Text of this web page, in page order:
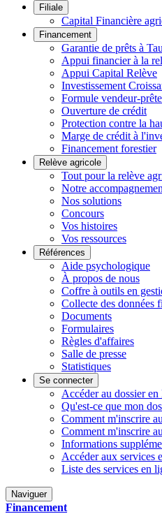
Filiale
Capital Financière
Financement
Garantie de prêts à
Appui financier à la
Appui Capital Relève
Investissement
Formule vendeur-
Ouverture de crédit
Protection contre la
Marge de crédit à
Financement forestier
Relève agricole
Tout pour la relève
Notre
Nos solutions
Concours
Vos histoires
Vos ressources
Références
Aide psychologique
À propos de nous
Coffre à outils en
Collecte des données
Documents
Formulaires
Règles d'affaires
Salle de presse
Statistiques
Se connecter
Accéder au dossier en
Qu'est-ce que mon
Comment m'inscrire
Comment m'inscrire
Informations
Accéder aux services
Liste des services en
Naviguer
Financement